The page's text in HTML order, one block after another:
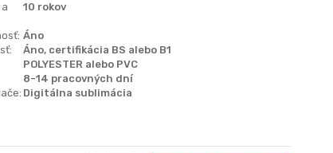
10 rokov
Áno
Áno, certifikácia BS alebo B1
POLYESTER alebo PVC
8-14 pracovných dní
Digitálna sublimácia